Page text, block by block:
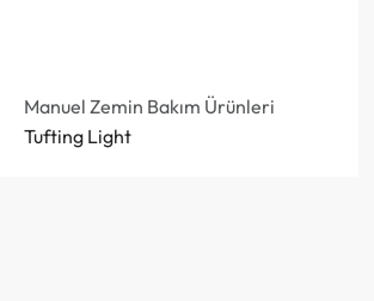
Manuel Zemin Bakım Ürünleri
Tufting Light